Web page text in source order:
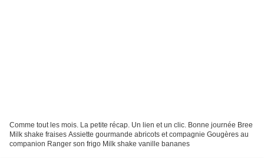
Comme tout les mois. La petite récap. Un lien et un clic. Bonne journée Bree
Milk shake fraises Assiette gourmande abricots et compagnie Gougères au
companion Ranger son frigo Milk shake vanille bananes